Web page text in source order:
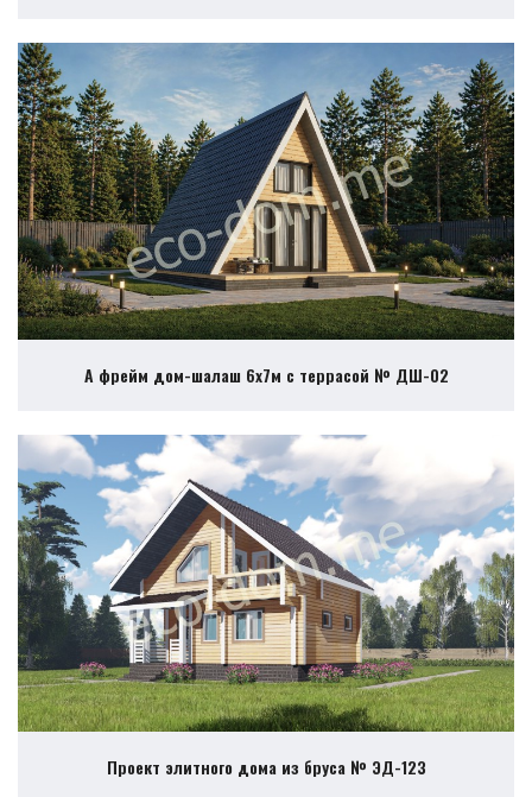
А фрейм дом-шалаш 6х7м с террасой № ДШ-02
Проект элитного дома из бруса № ЭД-123